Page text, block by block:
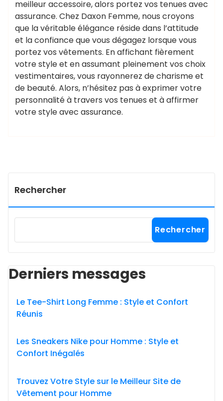
meilleur accessoire, alors portez vos tenues avec
assurance. Chez Daxon Femme, nous croyons
que la véritable élégance réside dans l’attitude
et la confiance que vous dégagez lorsque vous
portez vos vêtements. En affichant fièrement
votre style et en assumant pleinement vos choix
vestimentaires, vous rayonnerez de charisme et
de beauté. Alors, n’hésitez pas à exprimer votre
personnalité à travers vos tenues et à affirmer
votre style avec assurance.
Rechercher
Rechercher
Derniers messages
Le Tee-Shirt Long Femme : Style et Confort
Réunis
Les Sneakers Nike pour Homme : Style et
Confort Inégalés
Trouvez Votre Style sur le Meilleur Site de
Vêtement pour Homme